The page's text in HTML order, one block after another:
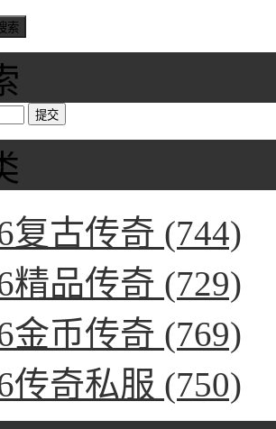
复古传奇 (744)
精品传奇 (729)
金币传奇 (769)
传奇私服 (750)